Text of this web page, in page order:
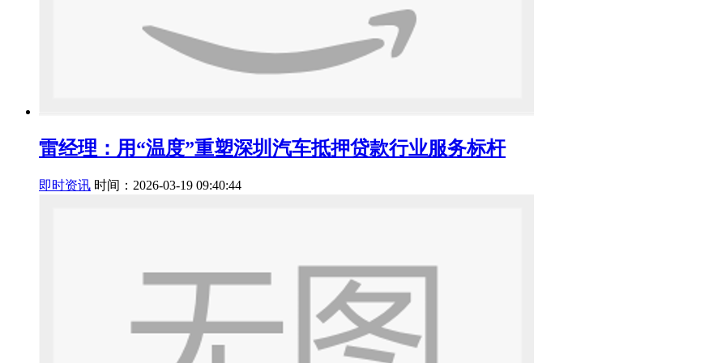
雷经理：用“温度”重塑深圳汽车抵押贷款行业服务标杆
即时资讯 时间：2026-03-19 09:40:44